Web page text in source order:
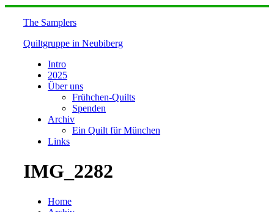
Skip
The Samplers
Quiltgruppe in Neubiberg
Intro
2025
Über uns
Frühchen-Quilts
Spenden
Archiv
Ein Quilt für München
Links
IMG_2282
Home